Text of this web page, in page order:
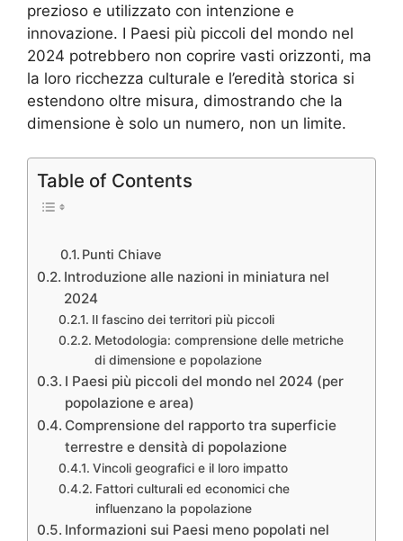
prezioso e utilizzato con intenzione e
innovazione. I Paesi più piccoli del mondo nel
2024 potrebbero non coprire vasti orizzonti, ma
la loro ricchezza culturale e l’eredità storica si
estendono oltre misura, dimostrando che la
dimensione è solo un numero, non un limite.
Table of Contents
Punti Chiave
Introduzione alle nazioni in miniatura nel
2024
Il fascino dei territori più piccoli
Metodologia: comprensione delle metriche
di dimensione e popolazione
I Paesi più piccoli del mondo nel 2024 (per
popolazione e area)
Comprensione del rapporto tra superficie
terrestre e densità di popolazione
Vincoli geografici e il loro impatto
Fattori culturali ed economici che
influenzano la popolazione
Informazioni sui Paesi meno popolati nel